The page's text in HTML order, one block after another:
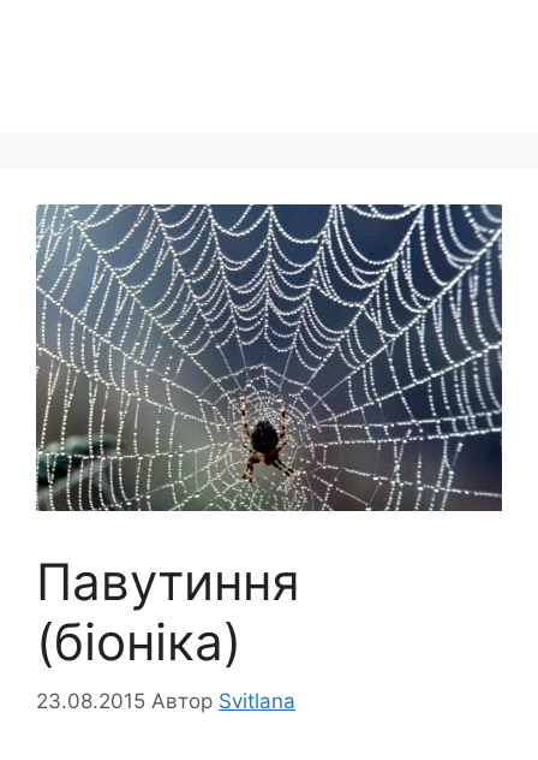
Павутиння
(біоніка)
23.08.2015 Автор Svitlana